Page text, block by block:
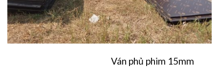
Ván phủ phim 15mm